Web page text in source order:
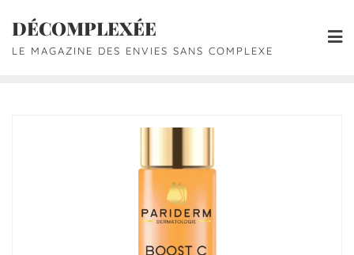
DÉCOMPLEXÉE
LE MAGAZINE DES ENVIES SANS COMPLEXE